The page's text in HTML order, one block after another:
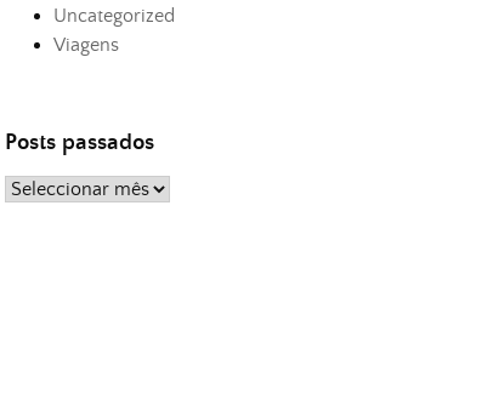
Uncategorized
Viagens
Posts passados
Posts